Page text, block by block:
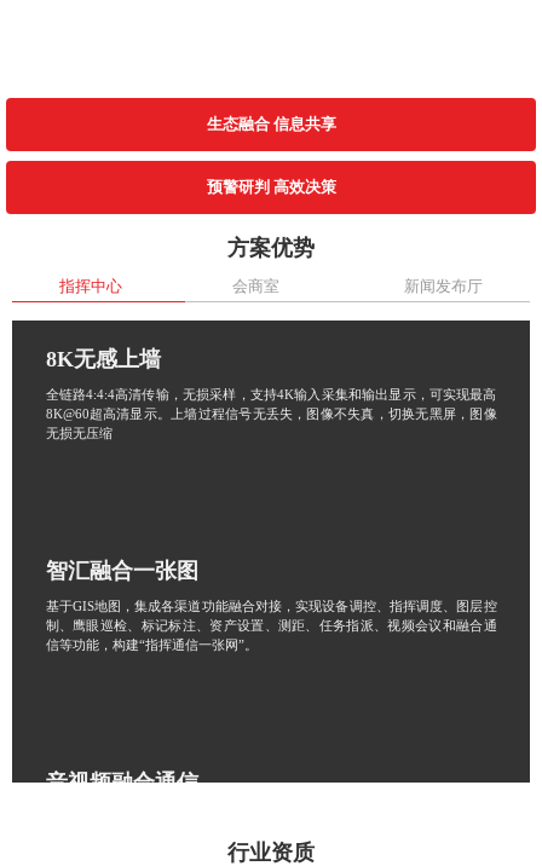
生态融合 信息共享
预警研判 高效决策
方案优势
指挥中心 会商室 新闻发布厅
8K无感上墙
全链路4:4:4高清传输，无损采样，支持4K输入采集和输出显示，可实现最高
8K@60超高清显示。上墙过程信号无丢失，图像不失真，切换无黑屏，图像
无损无压缩
智汇融合一张图
基于GIS地图，集成各渠道功能融合对接，实现设备调控、指挥调度、图层控
制、鹰眼巡检、标记标注、资产设置、测距、任务指派、视频会议和融合通
信等功能，构建“指挥通信一张网”。
音视频融合通信
实现跨网络、跨平台的音视频会商与通讯融合调度
行业资质